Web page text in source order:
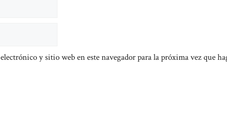
y sitio web en este navegador para la próxima vez que